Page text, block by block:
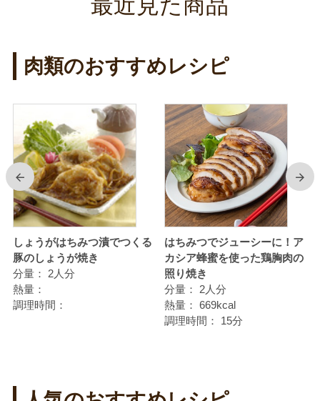
最近見た商品
肉類のおすすめレシピ
前
しょうがはちみつ漬でつくる
豚のしょうが焼き
分量：
2人分
熱量：
調理時間：
はちみつでジューシーに！ア
カシア蜂蜜を使った鶏胸肉の
照り焼き
分量：
2人分
熱量： 669kcal
調理時間：
15分
次